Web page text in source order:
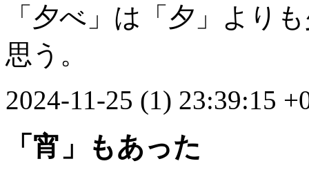
「夕べ」は「夕」より
思う。
2024-11-25 (1) 23:39:15
「宵」もあった